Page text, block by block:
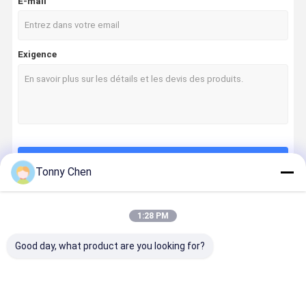
Exigence
Tonny Chen
1:28 PM
Good day, what product are you looking for?